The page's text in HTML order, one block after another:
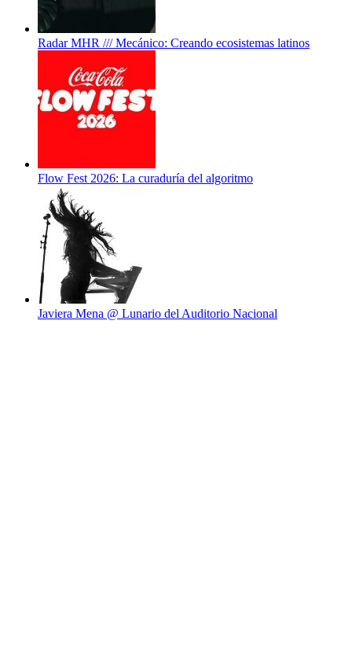
Radar MHR /// Mecánico: Creando ecosistemas latinos
Flow Fest 2026: La curaduría del algoritmo
Javiera Mena @ Lunario del Auditorio Nacional